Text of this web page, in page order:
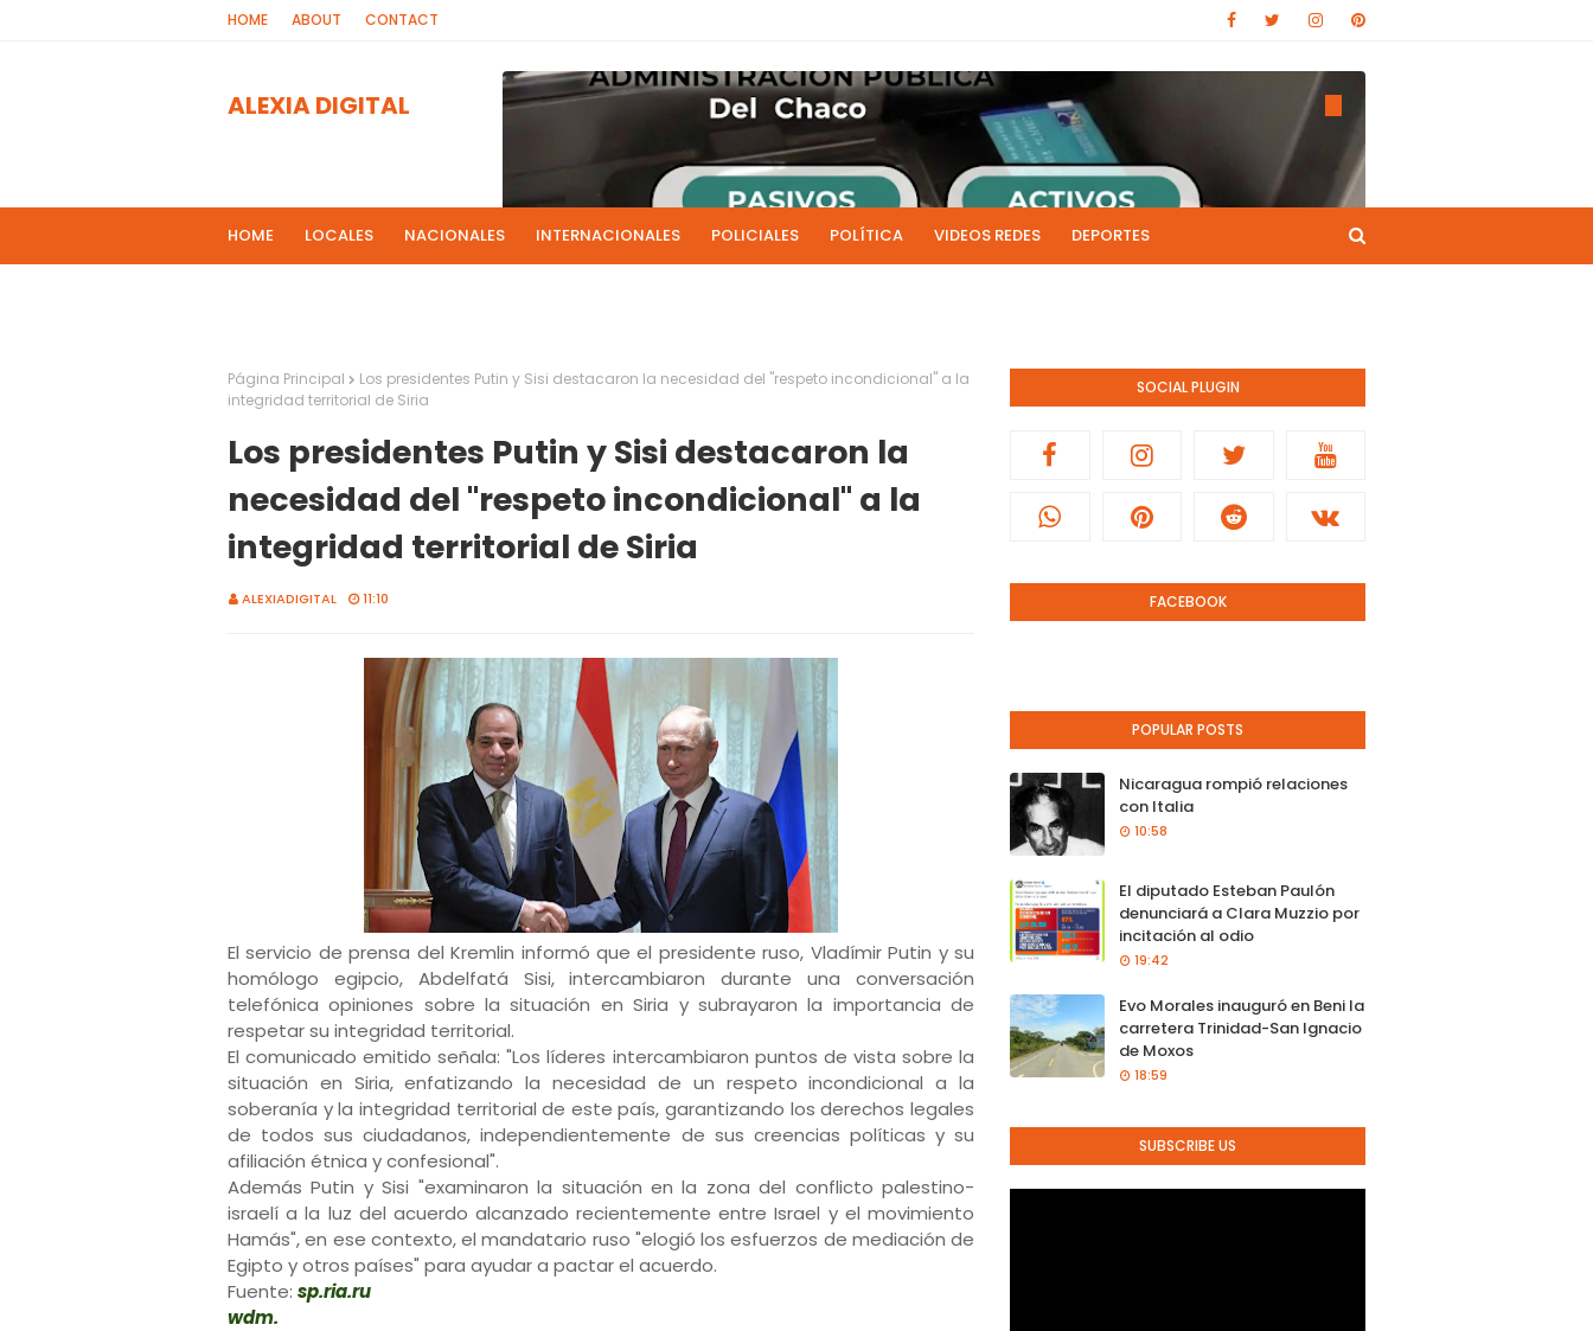
HOME ABOUT CONTACT
ALEXIA DIGITAL
HOME LOCALES NACIONALES INTERNACIONALES POLICIALES POLÍTICA VIDEOS REDES DEPORTES
Página Principal
Los presidentes Putin y Sisi destacaron la necesidad del "respeto incondicional" a la
integridad territorial de Siria
Los presidentes Putin y Sisi destacaron la
necesidad del "respeto incondicional" a la
integridad territorial de Siria
ALEXIADIGITAL 11:10
El servicio de prensa del Kremlin informó que el presidente ruso, Vladímir Putin y su
homólogo egipcio, Abdelfatá Sisi, intercambiaron durante una conversación
telefónica opiniones sobre la situación en Siria y subrayaron la importancia de
respetar su integridad territorial.
El comunicado emitido señala: "Los líderes intercambiaron puntos de vista sobre la
situación en Siria, enfatizando la necesidad de un respeto incondicional a la
soberanía y la integridad territorial de este país, garantizando los derechos legales
de todos sus ciudadanos, independientemente de sus creencias políticas y su
afiliación étnica y confesional".
Además Putin y Sisi "examinaron la situación en la zona del conflicto palestino-
israelí a la luz del acuerdo alcanzado recientemente entre Israel y el movimiento
Hamás", en ese contexto, el mandatario ruso "elogió los esfuerzos de mediación de
Egipto y otros países" para ayudar a pactar el acuerdo.
Fuente: sp.ria.ru
wdm.
SOCIAL PLUGIN
FACEBOOK
POPULAR POSTS
Nicaragua rompió relaciones
con Italia
10:58
El diputado Esteban Paulón
denunciará a Clara Muzzio por
incitación al odio
19:42
Evo Morales inauguró en Beni la
carretera Trinidad-San Ignacio
de Moxos
18:59
SUBSCRIBE US